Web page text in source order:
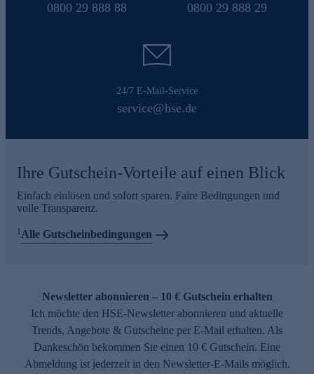
0800 29 888 88 0800 29 888 29
24/7 E-Mail-Service
service@hse.de
Ihre Gutschein-Vorteile auf einen Blick
Einfach einlösen und sofort sparen. Faire Bedingungen und
volle Transparenz.
1Alle Gutscheinbedingungen
Newsletter abonnieren – 10 € Gutschein erhalten
Ich möchte den HSE-Newsletter abonnieren und aktuelle
Trends, Angebote & Gutscheine per E-Mail erhalten. Als
Dankeschön bekommen Sie einen 10 € Gutschein. Eine
Abmeldung ist jederzeit in den Newsletter-E-Mails möglich.